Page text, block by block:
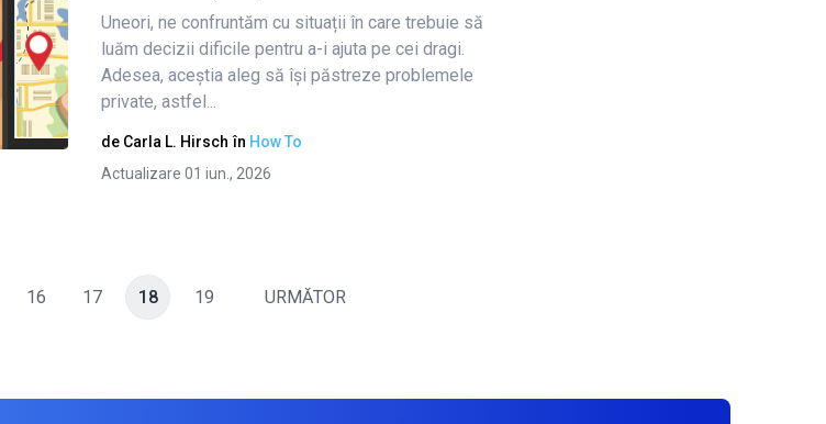
Condividi questo articolo
Twitter
Uneori, ne confruntăm cu situații în care trebuie să
luăm decizii dificile pentru a-i ajuta pe cei dragi.
Adesea, aceștia aleg să își păstreze problemele
private, astfel...
de Carla L. Hirsch în How To
Actualizare 01 iun., 2026
16 17 18 19 URMĂTOR